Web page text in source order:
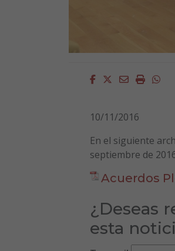
Facebook
Twitter
Email
10/11/2016
En el siguiente
septiembre de
Acuerdos
¿Deseas
esta